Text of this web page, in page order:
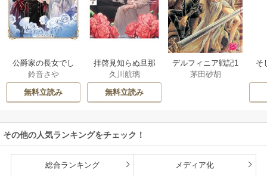
公爵家の長女でし
た
鈴音さや
無料立読み
拝啓見知らぬ旦那
様、離婚していた
だきます
久川航璃
無料立読み
デルフィニア戦記1
茅田砂胡
そ
その他の人気ランキングをチェック！
総合ランキング メディア化